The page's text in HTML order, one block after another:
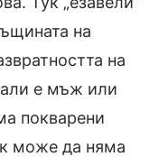
на
на
е мъж или
покварени
може да няма